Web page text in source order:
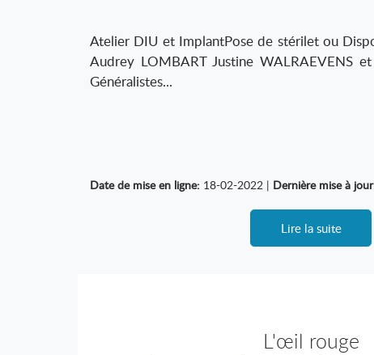
Atelier DIU et ImplantPose de stérilet ou
Audrey LOMBART Justine WALRAEVENS
Généralistes...
Date de mise en ligne: 18-02-2022 | Dernière mise à
Lire la suite
L'œil rouge